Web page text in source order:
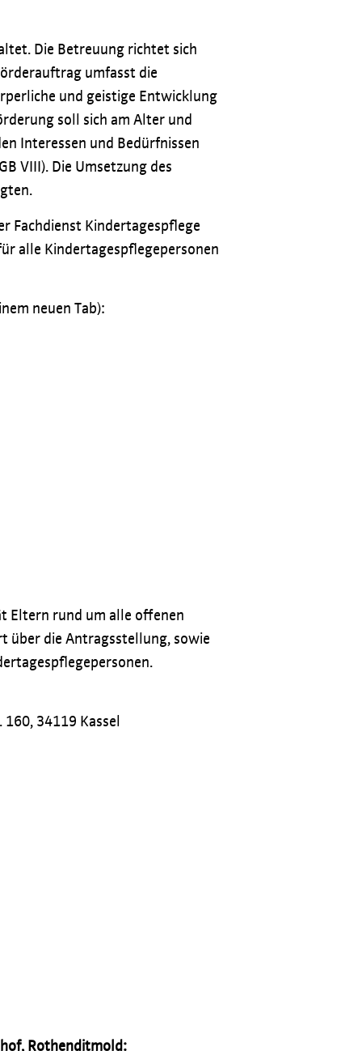
Die Betreuung richtet sich
umfasst die
und geistige Entwicklung
soll sich am Alter und
Interessen und Bedürfnissen
VIII). Die Umsetzung des
Fachdienst Kindertagespflege
alle Kindertagespflegepersonen
neuen Tab):
Eltern rund um alle offenen
über die Antragsstellung, sowie
34119 Kassel
Rothenditmold: